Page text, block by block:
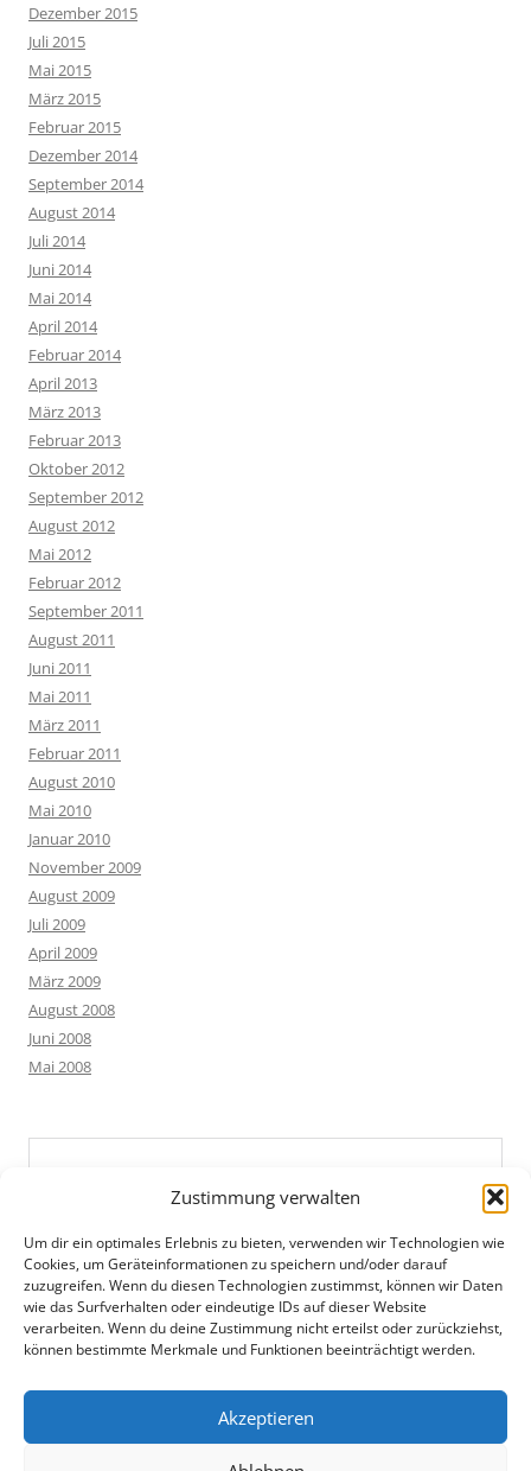
Zustimmung verwalten
Um dir ein optimales Erlebnis zu bieten, verwenden wir Technologien wie
Cookies, um Geräteinformationen zu speichern und/oder darauf
zuzugreifen. Wenn du diesen Technologien zustimmst, können wir Daten
wie das Surfverhalten oder eindeutige IDs auf dieser Website
verarbeiten. Wenn du deine Zustimmung nicht erteilst oder zurückziehst,
können bestimmte Merkmale und Funktionen beeinträchtigt werden.
Akzeptieren
Dezember 2015
Juli 2015
Mai 2015
März 2015
Februar 2015
Dezember 2014
September 2014
August 2014
Juli 2014
Juni 2014
Mai 2014
April 2014
Februar 2014
April 2013
März 2013
Februar 2013
Oktober 2012
September 2012
August 2012
Mai 2012
Februar 2012
September 2011
August 2011
Juni 2011
Mai 2011
März 2011
Februar 2011
August 2010
Mai 2010
Januar 2010
November 2009
August 2009
Juli 2009
April 2009
März 2009
August 2008
Juni 2008
Mai 2008